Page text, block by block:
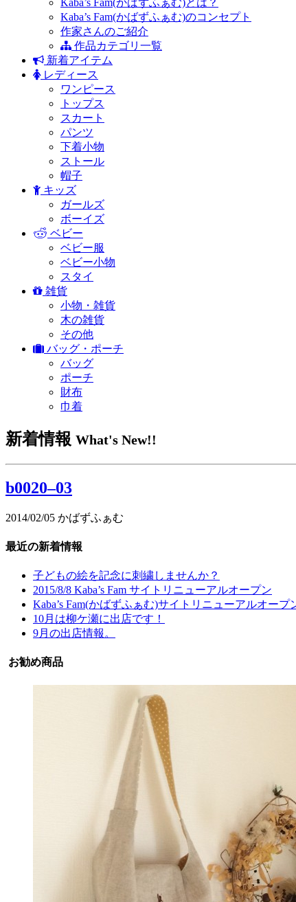
Kaba’s Fam(かばずふぁむ)のコンセプト
作家さんのご紹介
作品カテゴリ一覧
新着アイテム
レディース
ワンピース
トップス
スカート
パンツ
下着小物
ストール
帽子
キッズ
ガールズ
ボーイズ
ベビー
ベビー服
ベビー小物
スタイ
雑貨
小物・雑貨
木の雑貨
その他
バッグ・ポーチ
バッグ
ポーチ
財布
巾着
新着情報 What's New!!
b0020–03
2014/02/05 かばずふぁむ
最近の新着情報
子どもの絵を記念に刺繍しませんか？
2015/8/8 Kaba’s Fam サイトリニューアルオープン
Kaba’s Fam(かばずふぁむ)サイトリニューアルオープ
10月は柳ケ瀬に出店です！
9月の出店情報。
お勧め商品